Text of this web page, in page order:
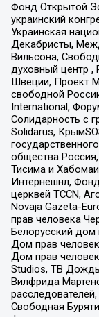
Фонд Открытой
украинский
Украинская
Декабристы,
Вильсона,
духовный центр ,
Швеции, Проект
свободной
International,
Солидарность с
Solidarus,
общества
Тисима и
Интернешнл,
церквей TCCN,
Novaja Gazeta-
прав человека
Белорусский дом
Дом прав
Дом прав
Studios, ТВ
Вилфрида
Свободная